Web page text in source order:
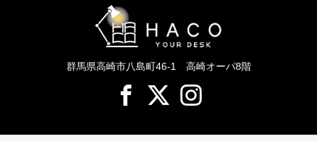
群馬県高崎市八島町46-1 高崎オーパ8階